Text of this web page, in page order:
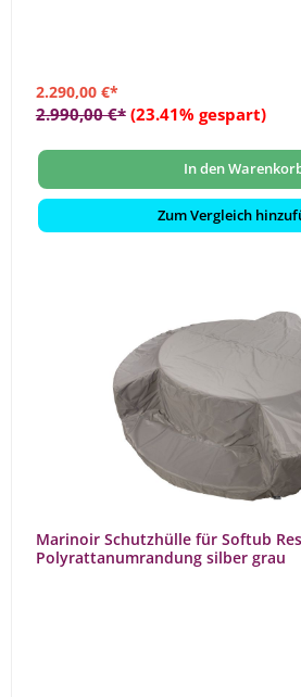
2.290,00 €*
2.990,00 €* (23.41% gespart)
In den
Zum Vergleich
Marinoir Schutzhülle für Softub
Polyrattanumrandung silber grau